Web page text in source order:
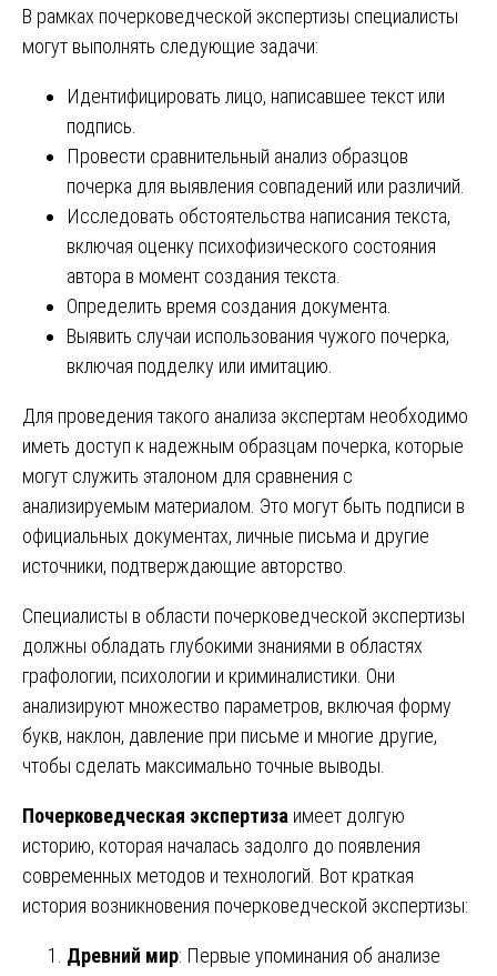
В рамках почерковедческой экспертизы специалисты
могут выполнять следующие задачи:
Идентифицировать лицо, написавшее текст или
подпись.
Провести сравнительный анализ образцов
почерка для выявления совпадений или различий.
Исследовать обстоятельства написания текста,
включая оценку психофизического состояния
автора в момент создания текста.
Определить время создания документа.
Выявить случаи использования чужого почерка,
включая подделку или имитацию.
Для проведения такого анализа экспертам необходимо
иметь доступ к надежным образцам почерка, которые
могут служить эталоном для сравнения с
анализируемым материалом. Это могут быть подписи в
официальных документах, личные письма и другие
источники, подтверждающие авторство.
Специалисты в области почерковедческой экспертизы
должны обладать глубокими знаниями в областях
графологии, психологии и криминалистики. Они
анализируют множество параметров, включая форму
букв, наклон, давление при письме и многие другие,
чтобы сделать максимально точные выводы.
Почерковедческая экспертиза имеет долгую
историю, которая началась задолго до появления
современных методов и технологий. Вот краткая
история возникновения почерковедческой экспертизы:
Древний мир: Первые упоминания об анализе